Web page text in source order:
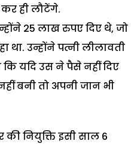
ही लौटेंगे.
25 लाख रुपए दिए थे, जो
उन्होंने पत्नी लीलावती
यदि उस ने पैसे नहीं दिए
बनी तो अपनी जान भी
नियुक्ति इसी साल 6